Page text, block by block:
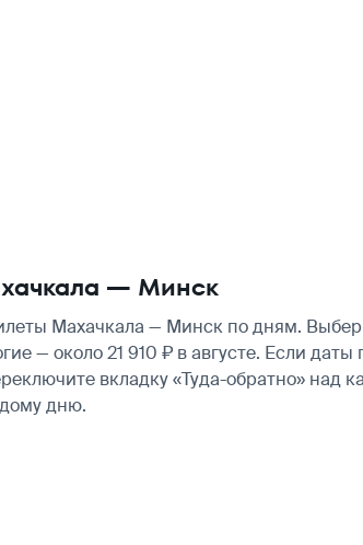
— Минск
Махачкала — Минск по дням.
— около 21 910 ₽ в августе. Если
вкладку «Туда-обратно»
дню.